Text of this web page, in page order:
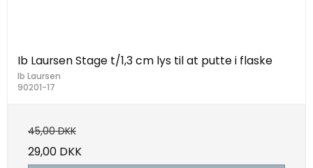
Ib Laursen Stage t/1,3 cm lys til at putte i flaske
Ib Laursen
90201-17
45,00 DKK
29,00 DKK